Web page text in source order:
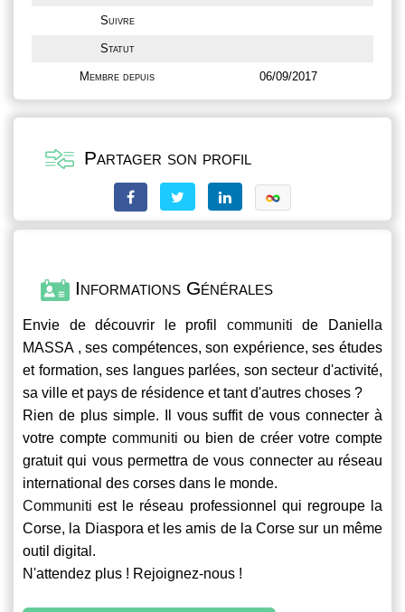
Suivre
Statut
Membre depuis 06/09/2017
Partager son profil
Informations Générales
Envie de découvrir le profil communiti de Daniella
MASSA , ses compétences, son expérience, ses études
et formation, ses langues parlées, son secteur d'activité,
sa ville et pays de résidence et tant d'autres choses ?
Rien de plus simple. Il vous suffit de vous connecter à
votre compte communiti ou bien de créer votre compte
gratuit qui vous permettra de vous connecter au réseau
international des corses dans le monde.
Communiti est le réseau professionnel qui regroupe la
Corse, la Diaspora et les amis de la Corse sur un même
outil digital.
N'attendez plus ! Rejoignez-nous !